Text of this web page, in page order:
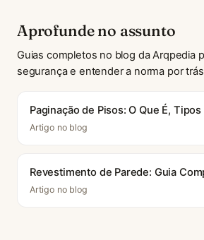
Aprofunde no assunto
Guias completos no blog da Arqpedia
segurança e entender a norma por
Paginação de Pisos: O Que É,
Artigo no blog
Revestimento de Parede: Guia
Artigo no blog